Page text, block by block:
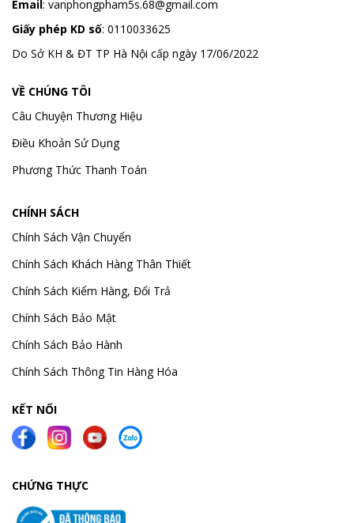
Email: vanphongpham5s.68@gmail.com
Giấy phép KD số: 0110033625
Do Sở KH & ĐT TP Hà Nội cấp ngày 17/06/2022
VỀ CHÚNG TÔI
Câu Chuyện Thương Hiệu
Điều Khoản Sử Dụng
Phương Thức Thanh Toán
CHÍNH SÁCH
Chính Sách Vận Chuyển
Chính Sách Khách Hàng Thân Thiết
Chính Sách Kiểm Hàng, Đổi Trả
Chính Sách Bảo Mật
Chính Sách Bảo Hành
Chính Sách Thông Tin Hàng Hóa
KẾT NỐI
CHỨNG THỰC